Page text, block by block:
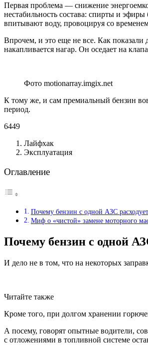
Первая проблема — снижение
нестабильность состава: спирты и
впитывают воду, провоцируя со
Впрочем, и это еще не все. Как показали
накапливается нагар. Он оседает на
Фото motionarray.imgix.net
К тому же, и сам премиальный бензин
период.
6449
Лайфхак
Эксплуатация
Оглавление
Почему бензин с одной АЗС
Миф о «чистой» замене моторного
Почему бензин с одной
И дело не в том, что на некоторых
Читайте также
Кроме того, при долгом хранении
А посему, говорят опытные водители,
с отложениями в топливной системе